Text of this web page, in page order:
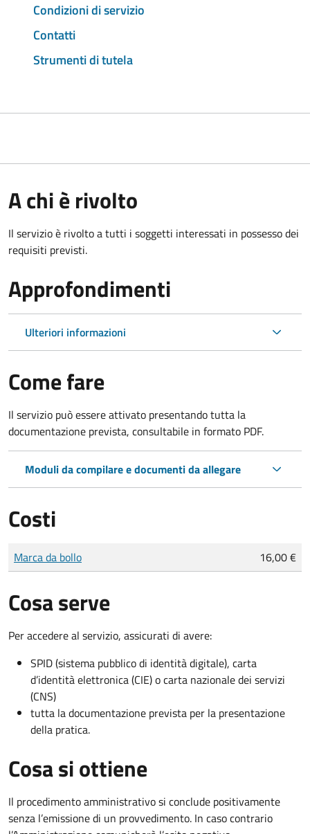
Condizioni di servizio
Contatti
Strumenti di tutela
A chi è rivolto
Il servizio è rivolto a tutti i soggetti interessati in possesso dei
requisiti previsti.
Approfondimenti
Ulteriori informazioni
Come fare
Il servizio può essere attivato presentando tutta la
documentazione prevista, consultabile in formato PDF.
Moduli da compilare e documenti da allegare
Costi
Tipo di pagamento
Importo
Marca da bollo 16,00 €
Cosa serve
Per accedere al servizio, assicurati di avere:
SPID (sistema pubblico di identità digitale), carta
d’identità elettronica (CIE) o carta nazionale dei servizi
(CNS)
tutta la documentazione prevista per la presentazione
della pratica.
Cosa si ottiene
Il procedimento amministrativo si conclude positivamente
senza l’emissione di un provvedimento. In caso contrario